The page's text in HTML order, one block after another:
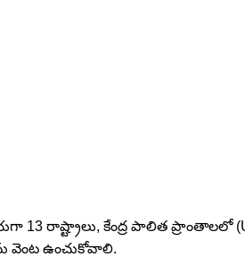
13 రాష్ట్రాలు, కేంద్ర పాలిత ప్రాంతాలలో
వెంట ఉంచుకోవాలి.